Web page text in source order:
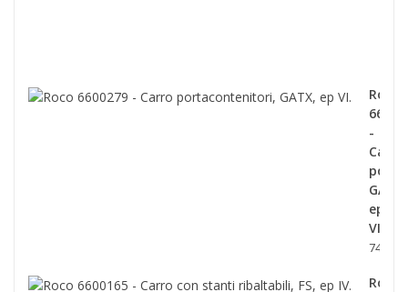
Roco
-
Carro
GATX,
ep
VI.
74,90 €
Roco